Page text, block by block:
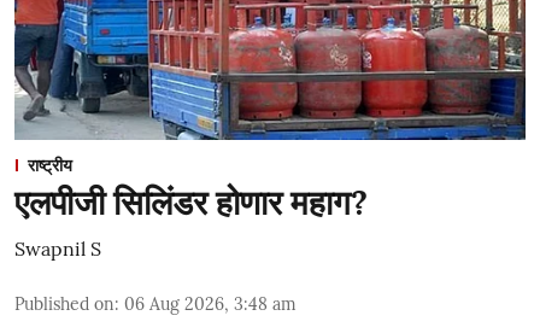
राष्ट्रीय
एलपीजी सिलिंडर होणार महाग?
Swapnil S
Published on: 06 Aug 2026, 3:48 am